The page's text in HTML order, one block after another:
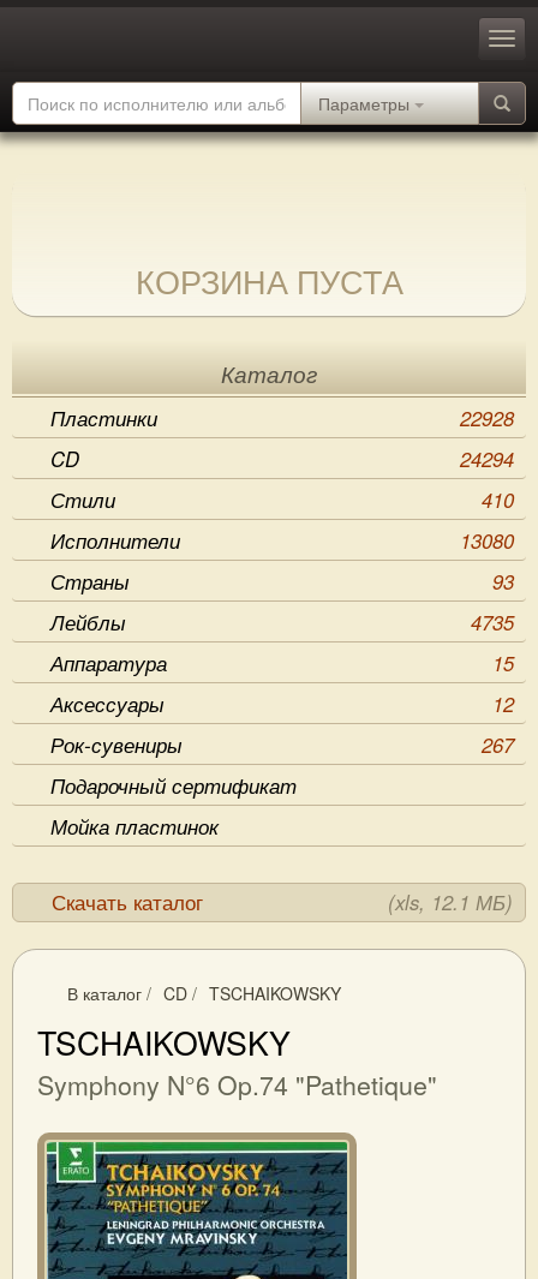
Параметры
КОРЗИНА ПУСТА
Каталог
Пластинки
22928
CD
24294
Стили
410
Исполнители
13080
Страны
93
Лейблы
4735
Аппаратура
15
Аксессуары
12
Рок-сувениры
267
Подарочный сертификат
Мойка пластинок
Скачать каталог (xls, 12.1 МБ)
В каталог / CD / TSCHAIKOWSKY
TSCHAIKOWSKY
Symphony N°6 Op.74 "Pathetique"